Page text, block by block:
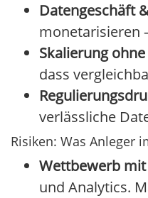
Datengeschäft
monetarisieren
Skalierung
dass
verlässliche
Risiken: Was Anleger
Wettbewerb mit
und Analytics.